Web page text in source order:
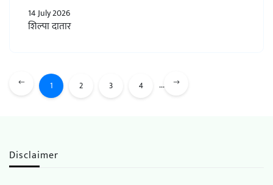
14 July 2026
शिल्पा दातार
1 2 3 4 ...
Disclaimer